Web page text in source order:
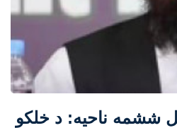
ششمه ناحیه: د خلکو